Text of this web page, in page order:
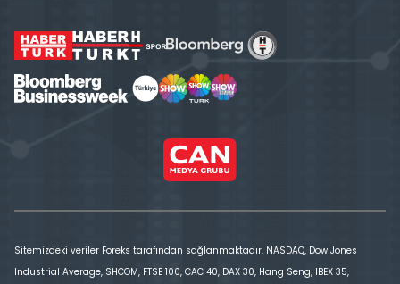
Sitemizdeki veriler Foreks tarafından sağlanmaktadır. NASDAQ, Dow Jones
Industrial Average, SHCOM, FTSE 100, CAC 40, DAX 30, Hang Seng, IBEX 35,